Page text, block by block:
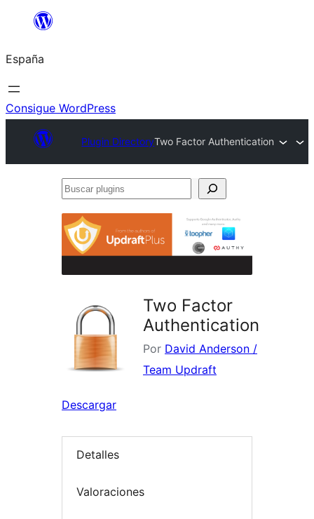
Saltar
contenido
España
Consigue WordPress
Plugin DirectoryTwo Factor Authentication
Buscar
Two Factor
Authentication
Por David Anderson /
Team Updraft
Descargar
Detalles
Valoraciones